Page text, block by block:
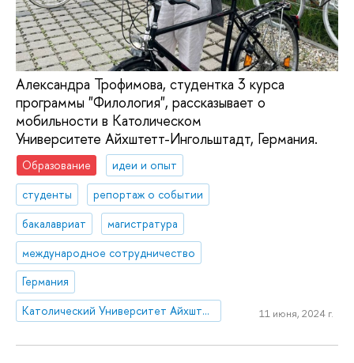
Александра Трофимова, студентка 3 курса
программы "Филология", рассказывает о
мобильности в Католическом
Университете Айхштетт-Ингольштадт, Германия.
Образование
идеи и опыт
студенты
репортаж о событии
бакалавриат
магистратура
международное сотрудничество
Германия
Католический Университет Айхштетт-Ингольштадт
11 июня, 2024 г.